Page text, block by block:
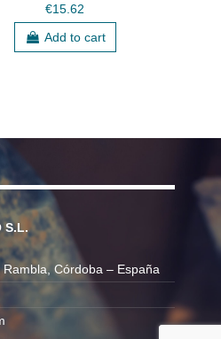
€15.62
Add to cart
S.L.
Córdoba – España